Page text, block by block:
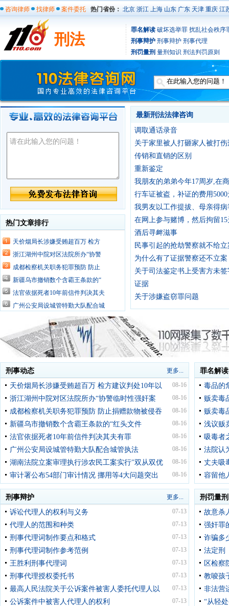
咨询律师 找律师 案件委托 热门省份： 北京 浙江 上海 山东 广东 天津 重庆 江
刑法
罪名解读 破坏选举罪 扰乱社会秩序
刑事辩护 刑事辩护 刑事代理
刑罚量刑 量刑知识 刑法判罚原则
热门文章排行
天价烟局长涉嫌受贿超百万 检方
浙江湖州中院对区法院所办“协警
成都检察机关职务犯罪预防 防止
新疆乌市撤销数个含霸王条款的“
法官依据死者10年前信件判决其夫
广州公安局设城管特勤大队配合城
湖南法院立案审理执行涉农民工案
审计署公布54部门审计情况 挪用等
孙伟铭4日二审 受害者家属希望维
重庆打黑大审判：杨天庆等9人集
重庆打黑新闻发布会：他们为何判
实施连环诈骗术 4名犯罪嫌疑人被
开发商涉嫌经济犯罪被抓
来宾打掉六个结伙抢夺的犯罪团伙
最新刑法法律咨询
调取通话录音
关于家里被人打砸家人被打
传销和直销的区别
重新鉴定
我朋友的弟弟今年17周岁,在
轻处理，像这样的情况判多少
行车证被盗，补证的费用
我男友以工作提拔、母亲得
音信，我是不是被骗了？
在网上参与赌博，然后拘留15
酒后寻衅滋事
民事引起的抢劫警察就不给立
为什么有了证据警察还不立案
关于司法鉴定书上受害方未
证据
关于涉嫌盗窃罪问题
刑事动态
更多...
08-16
天价烟局长涉嫌受贿超百万 检方建议判处10年以
08-16
浙江湖州中院对区法院所办“协警临时性强奸案
08-16
成都检察机关职务犯罪预防 防止捐赠款物被侵吞
08-16
新疆乌市撤销数个含霸王条款的“红头文件
08-16
法官依据死者10年前信件判决其夫有罪
08-16
广州公安局设城管特勤大队配合城管执法
08-16
湖南法院立案审理执行涉农民工案实行"双从双优
08-16
审计署公布54部门审计情况 挪用等4大问题突出
罪名解读
毒品的
贩卖毒
贩卖毒
浅议贩
吸毒者
法院认
丈夫吸
容留他
刑事辩护
更多...
07-13
诉讼代理人的权利与义务
07-13
代理人的范围和种类
07-13
刑事代理词制作要点和格式
07-13
刑事代理词制作参考范例
07-13
王胜利刑事代理词
07-13
刑事代理授权委托书
07-13
最高人民法院关于公诉案件被害人委托代理人以
07-13
公诉案件中被害人代理人的权利
刑罚量刑
故意杀
强奸罪
诈骗多
法定刑
区检察
教唆孩
非法营
“从轻